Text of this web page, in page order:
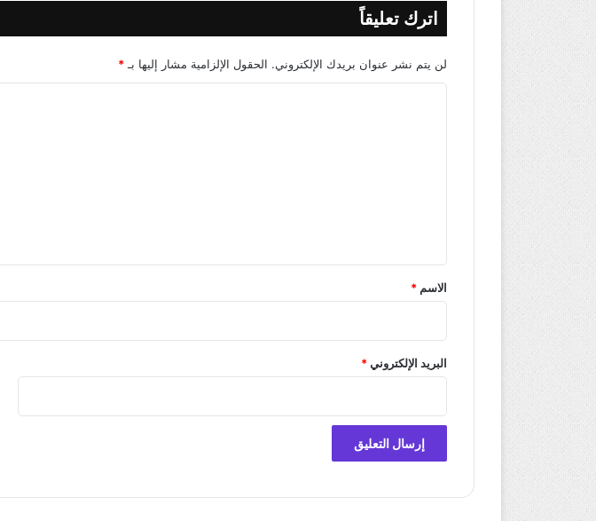
اترك تعليقاً
لن يتم نشر عنوان بريدك الإلكتروني. الحقول الإلزامية مشار إليها بـ *
*
الاسم *
البريد الإلكتروني*